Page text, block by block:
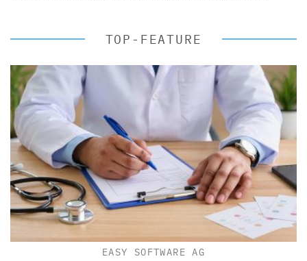
TOP-FEATURE
EASY SOFTWARE AG